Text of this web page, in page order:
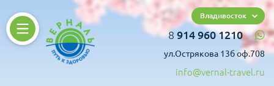
Владивосток
8 914 960 1210
ул.Острякова 13б оф.708
info@vernal-travel.ru